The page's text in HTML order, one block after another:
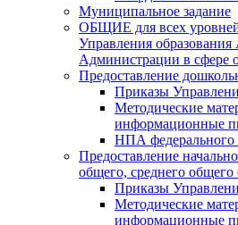
Муниципальное задание
ОБЩИЕ для всех
Управления
Администрации в сфере
Предоставление
Приказы
Методические
информационные
НПА федерального
Предоставление
общего, среднего общего
Приказы
Методические
информационные